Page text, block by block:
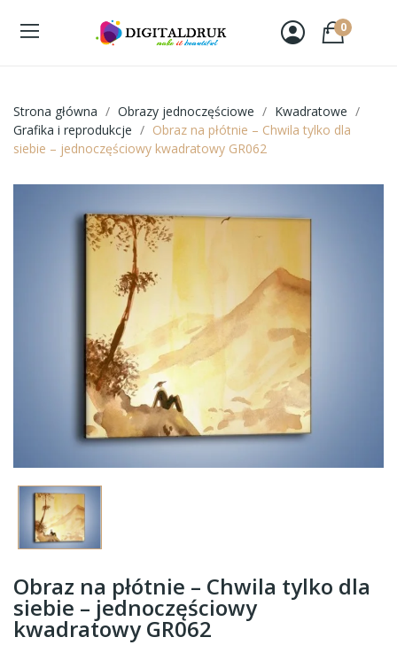
0
Strona główna Obrazy jednoczęściowe
Kwadratowe
Grafika i reprodukcje
Obraz na płótnie – Chwila tylko dla
siebie – jednoczęściowy kwadratowy GR062
Obraz na płótnie – Chwila tylko dla
siebie – jednoczęściowy
kwadratowy GR062